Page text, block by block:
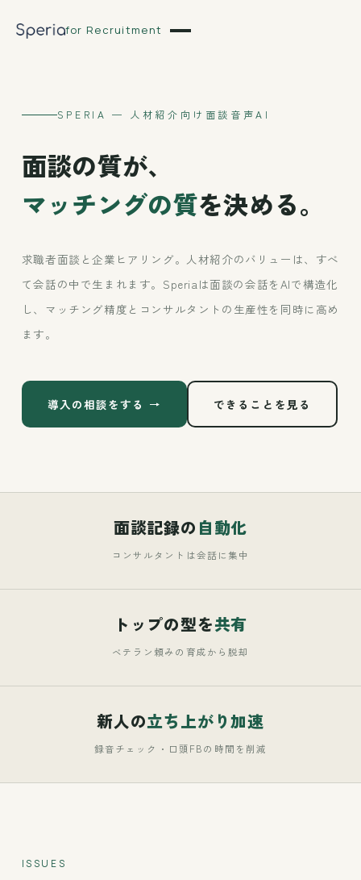
for Recruitment
SPERIA — 人材紹介向け面談音声AI
面談の質が、
マッチングの質を決める。
求職者面談と企業ヒアリング。人材紹介のバリューは、すべ
て会話の中で生まれます。Speriaは面談の会話をAIで構造化
し、マッチング精度とコンサルタントの生産性を同時に高め
ます。
導入の相談をする → できることを見る
面談記録の 自動化
コンサルタントは会話に集中
トップの型を共有
ベテラン頼みの育成から脱却
新人の立ち上がり加速
録音チェック・口頭FBの時間を削減
ISSUES